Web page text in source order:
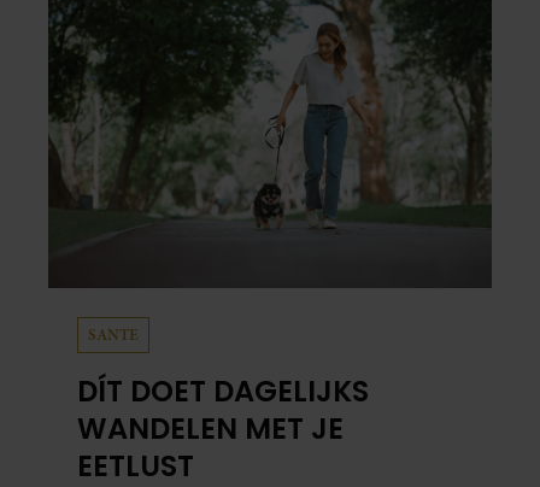
SANTE
DÍT DOET DAGELIJKS
WANDELEN MET JE
EETLUST